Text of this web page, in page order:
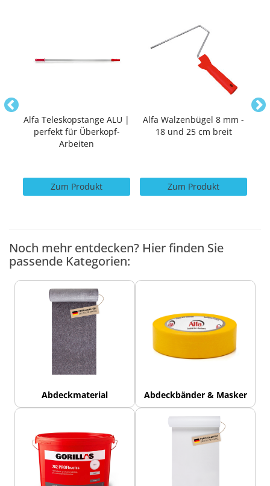
Alfa Teleskopstange ALU |
perfekt für Überkopf-
Arbeiten
Zum Produkt
Alfa Walzenbügel 8 mm -
18 und 25 cm breit
Zum Produkt
Noch mehr entdecken? Hier finden Sie
passende Kategorien:
Abdeckmaterial Abdeckbänder & Masker